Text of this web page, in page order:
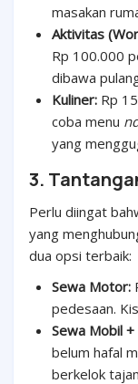
masakan
Aktivitas
Rp 100.000
dibawa
Kuliner: Rp
coba menu
yang
3.
Perlu diingat
yang
dua opsi terbaik:
Sewa Motor:
pedesaan.
Sewa Mobil
belum hafal
berkelok